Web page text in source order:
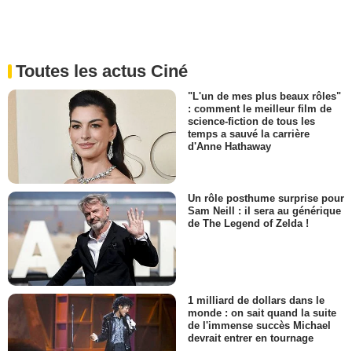
Toutes les actus Ciné
"L'un de mes plus beaux rôles"
: comment le meilleur film de
science-fiction de tous les
temps a sauvé la carrière
d'Anne Hathaway
Un rôle posthume surprise pour
Sam Neill : il sera au générique
de The Legend of Zelda !
1 milliard de dollars dans le
monde : on sait quand la suite
de l'immense succès Michael
devrait entrer en tournage